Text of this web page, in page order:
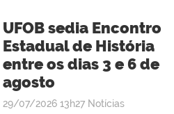
UFOB sedia Encontro
Estadual de História
entre os dias 3 e 6 de
agosto
publicado
29/07/2026 13h27 Notícias